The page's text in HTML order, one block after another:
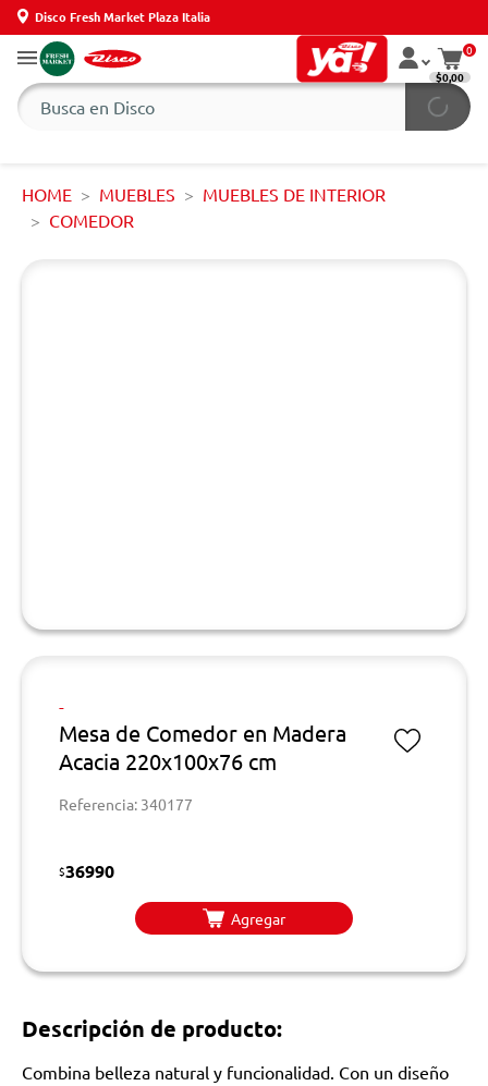
Disco Fresh Market Plaza Italia
0
$0,00
HOME MUEBLES
MUEBLES DE INTERIOR
COMEDOR
-
Mesa de Comedor en Madera
Acacia 220x100x76 cm
Referencia: 340177
$36990
Agregar
Descripción de producto:
Combina belleza natural y funcionalidad. Con un diseño